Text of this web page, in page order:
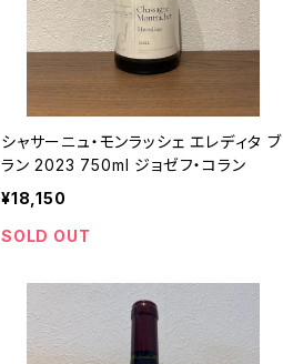
シャサーニュ・モンラッシェ エレディタ ブ
ラン 2023 750ml ジョゼフ・コラン
¥18,150
SOLD OUT